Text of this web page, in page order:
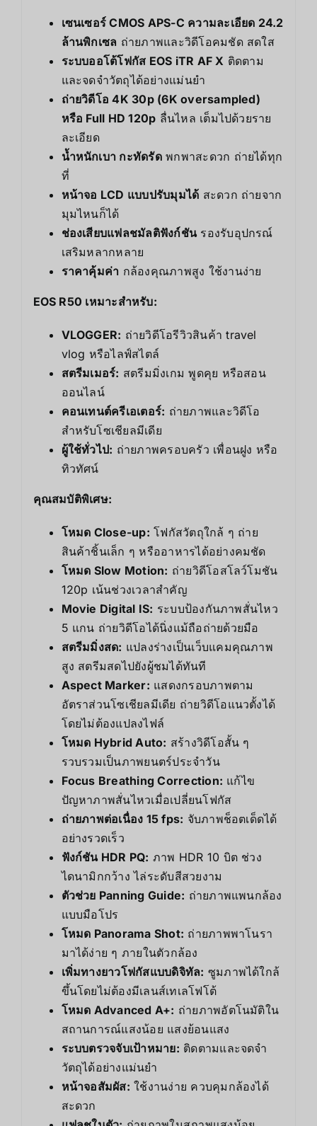
เซนเซอร์ CMOS APS-C ความละเอียด 24.2
ล้านพิกเซล ถ่ายภาพและวิดีโอคมชัด สดใส
ระบบออโต้โฟกัส EOS iTR AF X ติดตาม
และจดจำวัตถุได้อย่างแม่นยำ
ถ่ายวิดีโอ 4K 30p (6K oversampled)
หรือ Full HD 120p ลื่นไหล เต็มไปด้วยราย
ละเอียด
น้ำหนักเบา กะทัดรัดพกพาสะดวก ถ่ายได้ทุก
ที่
หน้าจอ LCD แบบปรับมุมได้ สะดวก ถ่ายจาก
มุมไหนก็ได้
ช่องเสียบแฟลชมัลติฟังก์ชันรองรับอุปกรณ์
เสริมหลากหลาย
ราคาคุ้มค่า กล้องคุณภาพสูง ใช้งานง่าย
EOS R50 เหมาะสำหรับ:
VLOGGER: ถ่ายวิดีโอรีวิวสินค้า travel
vlog หรือไลฟ์สไตล์
สตรีมเมอร์: สตรีมมิ่งเกม พูดคุย หรือสอน
ออนไลน์
คอนเทนต์ครีเอเตอร์: ถ่ายภาพและวิดีโอ
สำหรับโซเชียลมีเดีย
ผู้ใช้ทั่วไป: ถ่ายภาพครอบครัว เพื่อนฝูง หรือ
ทิวทัศน์
คุณสมบัติพิเศษ:
โหมด Close-up: โฟกัสวัตถุใกล้ ๆ ถ่าย
สินค้าชิ้นเล็ก ๆ หรืออาหารได้อย่างคมชัด
โหมด Slow Motion: ถ่ายวิดีโอสโลว์โมชัน
120p เน้นช่วงเวลาสำคัญ
Movie Digital IS: ระบบป้องกันภาพสั่นไหว
5 แกน ถ่ายวิดีโอได้นิ่งแม้ถือถ่ายด้วยมือ
สตรีมมิ่งสด: แปลงร่างเป็นเว็บแคมคุณภาพ
สูง สตรีมสดไปยังผู้ชมได้ทันที
Aspect Marker: แสดงกรอบภาพตาม
อัตราส่วนโซเชียลมีเดีย ถ่ายวิดีโอแนวตั้งได้
โดยไม่ต้องแปลงไฟล์
โหมด Hybrid Auto: สร้างวิดีโอสั้น ๆ
รวบรวมเป็นภาพยนตร์ประจำวัน
Focus Breathing Correction: แก้ไข
ปัญหาภาพสั่นไหวเมื่อเปลี่ยนโฟกัส
ถ่ายภาพต่อเนื่อง 15 fps: จับภาพช็อตเด็ดได้
อย่างรวดเร็ว
ฟังก์ชัน HDR PQ: ภาพ HDR 10 บิต ช่วง
ไดนามิกกว้าง ไล่ระดับสีสวยงาม
ตัวช่วย Panning Guide: ถ่ายภาพแพนกล้อง
แบบมือโปร
โหมด Panorama Shot: ถ่ายภาพพาโนรา
มาได้ง่าย ๆ ภายในตัวกล้อง
เพิ่มทางยาวโฟกัสแบบดิจิทัล: ซูมภาพได้ใกล้
ขึ้นโดยไม่ต้องมีเลนส์เทเลโฟโต้
โหมด Advanced A+: ถ่ายภาพอัตโนมัติใน
สถานการณ์แสงน้อย แสงย้อนแสง
ระบบตรวจจับเป้าหมาย: ติดตามและจดจำ
วัตถุได้อย่างแม่นยำ
หน้าจอสัมผัส: ใช้งานง่าย ควบคุมกล้องได้
สะดวก